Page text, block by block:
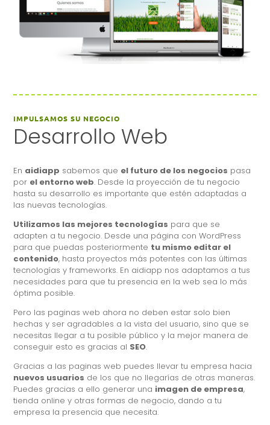
IMPULSAMOS SU NEGOCIO
Desarrollo Web
En aidiapp sabemos que el futuro de los negocios pasa
por el entorno web. Desde la proyección de tu negocio
hasta su desarrollo es importante que estén adaptadas a
las nuevas tecnologías.
Utilizamos las mejores tecnologías para que se
adapten a tu negocio. Desde una página con WordPress
para que puedas posteriormente tu mismo editar el
contenido, hasta proyectos más potentes con las últimas
tecnologías y frameworks. En aidiapp nos adaptamos a tus
necesidades para que tu presencia en la web sea lo más
óptima posible.
Pero las paginas web ahora no deben estar solo bien
hechas y ser agradables a la vista del usuario, sino que se
necesitas llegar a tu posible público y la mejor manera de
conseguir esto es gracias al SEO.
Gracias a las paginas web puedes llevar tu empresa hacia
nuevos usuarios de los que no llegarías de otras maneras.
Puedes gracias a ello generar una imagen de empresa,
tienda online y otras formas de negocio, dando a tu
empresa la presencia que necesita.